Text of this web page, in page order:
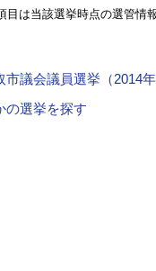
目は当該選挙時点の選管情
市議会議員選挙（2014
の選挙を探す